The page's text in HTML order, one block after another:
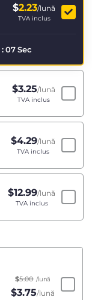
$2.23/lună
TVA inclus
:07Sec
$3.25/lună
TVA inclus
$4.29/lună
TVA inclus
$12.99/lună
TVA inclus
$5.00 /lună
$3.75/lună